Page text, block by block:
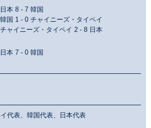
本 8 - 7 韓国
国 1 - 0 チャイニーズ・タイペイ
ャイニーズ・タイペイ 2 - 8 日本
本 7 - 0 韓国
代表、韓国代表、日本代表